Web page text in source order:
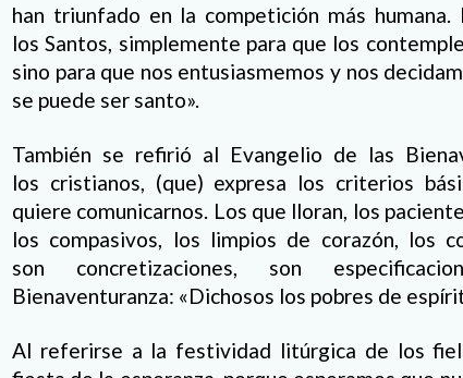
han triunfado en la competición más
los Santos, simplemente para que los
sino para que nos entusiasmemos y nos
se puede ser santo».
También se refirió al Evangelio de las
los cristianos, (que) expresa los criterios
quiere comunicarnos. Los que lloran, los
los compasivos, los limpios de corazón, los
son concretizaciones, son
Bienaventuranza: «Dichosos los pobres de
Al referirse a la festividad litúrgica de los